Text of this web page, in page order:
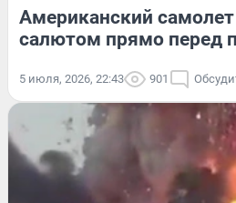
Американский
салютом прямо перед
5 июля, 2026, 22:43 901